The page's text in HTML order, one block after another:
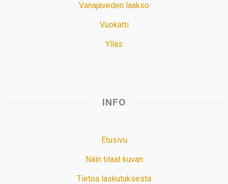
Vanajaveden laakso
Vuokatti
Ylläs
INFO
Etusivu
Näin tilaat kuvan
Tietoa laskutuksesta